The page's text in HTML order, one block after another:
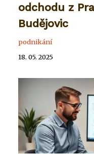
odchodu z
Budějovic
podnikání
18. 05. 2025